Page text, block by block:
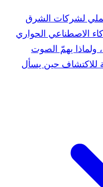
لشركات الشرق
الاصطناعي الحواري
ولماذا يهمّ الصوت
للاكتشاف حين يسأل